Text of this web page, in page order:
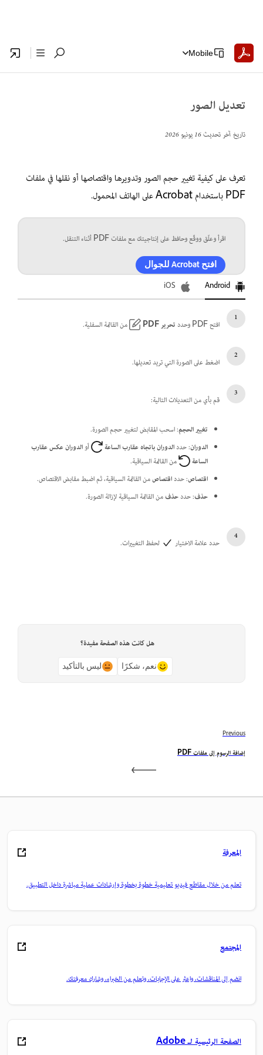
Mobile
تعديل الصور
تاريخ آخر تحديث16 يونيو 2026
تعرف على كيفية تغيير حجم الصور وتدويرها واقتصاصها أو نقلها في ملفات
PDF باستخدام Acrobat على الهاتف المحمول.
اقرأ وعلّق ووقّع وحافظ على إنتاجيتك مع ملفات PDF أثناء التنقل.
افتح Acrobat للجوال
Android
iOS
افتح PDF وحدد تحرير PDF من القائمة السفلية.
اضغط على الصورة التي تريد تعديلها.
قم بأي من التعديلات التالية:
تغيير الحجم: اسحب المقابض لتغيير حجم الصورة.
الدوران: حددالدوران باتجاه عقارب الساعة أوالدوران عكس عقارب
الساعة
من القائمة السياقية.
اقتصاص: حدداقتصاصمن القائمة السياقية، ثم اضبط مقابض الاقتصاص.
حذف: حددحذفمن القائمة السياقية لإزالة الصورة.
حدد علامة الاختيار لحفظ التغييرات.
هل كانت هذه الصفحة مفيدة؟
نعم، شكرًا ليس بالتأكيد
Previous
إضافة الرسوم إلى ملفات PDF
المعرفة
تعلم من خلال مقاطع فيديو تعليمية خطوة بخطوة وإرشادات عملية مباشرة داخل التطبيق.
المجتمع
انضم إلى المناقشات، واعثر على الإجابات، وتعلم من الخبراء، وشارك معرفتك.
الصفحة الرئيسية لـ Adobe